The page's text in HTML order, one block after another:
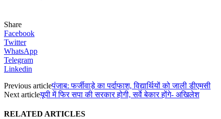
Share
Facebook
Twitter
WhatsApp
Telegram
Linkedin
Previous articleपंजाब: फर्जीवाड़े का पर्दाफाश, विद्यार्थियों को जाली डीएमसी
Next articleयूपी में फिर सपा की सरकार होगी, सर्वे बेकार होंगे- अखिलेश
RELATED ARTICLES